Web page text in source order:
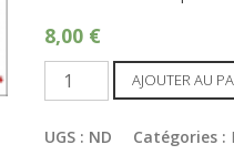
8,00 €
quantité
de
Prenez
AJOUTER AU
UGS : ND Catégories :